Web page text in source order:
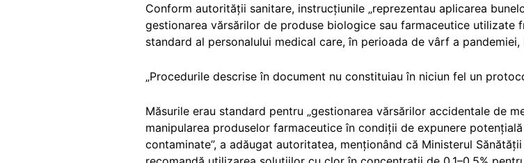
Conform autorității sanitare, instrucțiunile „reprezentau aplicarea
gestionarea vărsărilor de produse biologice sau farmaceutice utilizate
standard al personalului medical care, în perioada de vârf a
„Procedurile descrise în document nu constituiau în niciun fel un
Măsurile erau standard pentru „gestionarea vărsărilor accidentale de
manipularea produselor farmaceutice în condiții de expunere
contaminate”, a adăugat autoritatea, menționând că Ministerul